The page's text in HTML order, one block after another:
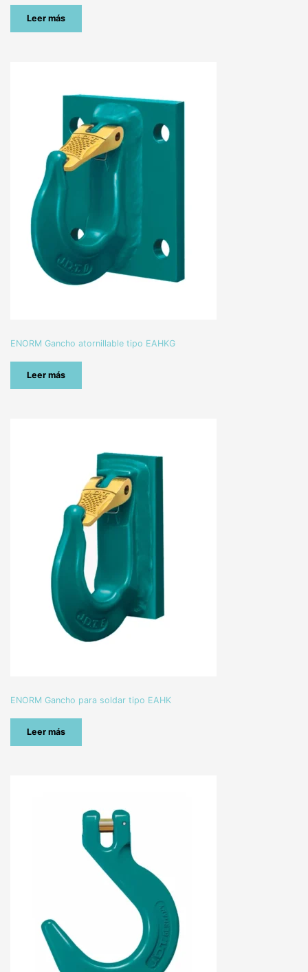
Leer más
ENORM Gancho atornillable tipo EAHKG
Leer más
ENORM Gancho para soldar tipo EAHK
Leer más